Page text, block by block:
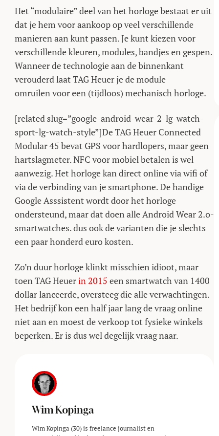
Het “modulaire” deel van het horloge bestaat er uit
dat je hem voor aankoop op veel verschillende
manieren aan kunt passen. Je kunt kiezen voor
verschillende kleuren, modules, bandjes en gespen.
Wanneer de technologie aan de binnenkant
verouderd laat TAG Heuer je de module
omruilen voor een (tijdloos) mechanisch horloge.
[related slug=”google-android-wear-2-lg-watch-
sport-lg-watch-style”]De TAG Heuer Connected
Modular 45 bevat GPS voor hardlopers, maar geen
hartslagmeter. NFC voor mobiel betalen is wel
aanwezig. Het horloge kan direct online via wifi of
via de verbinding van je smartphone. De handige
Google Asssistent wordt door het horloge
ondersteund, maar dat doen alle Android Wear 2.o-
smartwatches. dus ook de varianten die je slechts
een paar honderd euro kosten.
Zo’n duur horloge klinkt misschien idioot, maar
toen TAG Heuerin 2015 een smartwatch van 1400
dollar lanceerde, oversteeg die alle verwachtingen.
Het bedrijf kon een half jaar lang de vraag online
niet aan en moest de verkoop tot fysieke winkels
beperken. Er is dus wel degelijk vraag naar.
Wim Kopinga
Wim Kopinga (30) is freelance journalist en